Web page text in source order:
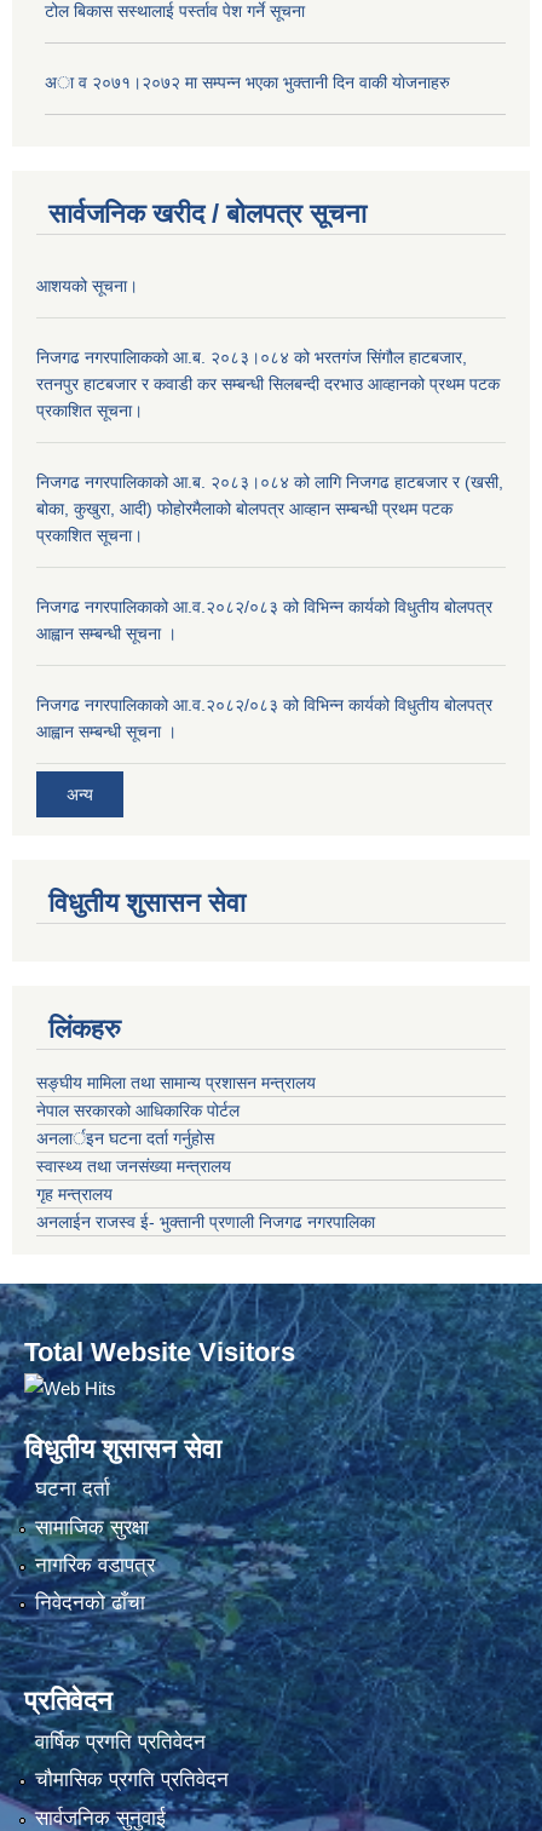
टोल बिकास स‌स्थालाई प‌र्स्ताव पेश गर्ने सूचना
अा‍ व २०७१।२०७२ मा सम्पन्न भएका भुक्तानी दिन वा‌की याेजनाहरु
सार्वजनिक खरीद / बोलपत्र सूचना
आशयको सूचना।
निजगढ नगरपालिाकको आ.ब. २०८३।०८४ को भरतगंज सिंगौल हाटबजार,
रतनपुर हाटबजार र कवाडी कर सम्बन्धी सिलबन्दी दरभाउ आव्हानको प्रथम पटक
प्रकाशित सूचना।
निजगढ नगरपालिकाको आ.ब. २०८३।०८४ को लागि निजगढ हाटबजार र (खसी,
बोका, कुखुरा, आदी) फोहोरमैलाको बोलपत्र आव्हान सम्बन्धी प्रथम पटक
प्रकाशित सूचना।
निजगढ नगरपालिकाको आ.व.२०८२/०८३ को विभिन्न कार्यको विधुतीय बोलपत्र
आह्वान सम्बन्धी सूचना ।
निजगढ नगरपालिकाको आ.व.२०८२/०८३ को विभिन्न कार्यको विधुतीय बोलपत्र
आह्वान सम्बन्धी सूचना ।
अन्य
विधुतीय शुसासन सेवा
लिंकहरु
सङ्‍घीय मामिला तथा सामान्य प्रशासन मन्त्रालय
नेपाल सरकारको आधिकारिक पोर्टल
अनलार्इन घटना दर्ता गर्नुहोस
स्वास्थ्य तथा जनसंख्या मन्त्रालय
गृह मन्त्रालय
अनलाईन राजस्व ई- भुक्तानी प्रणाली निजगढ नगरपालिका
Total Website Visitors
विधुतीय शुसासन सेवा
घटना दर्ता
सामाजिक सुरक्षा
नागरिक वडापत्र
निवेदनको ढाँचा
प्रतिवेदन
वार्षिक प्रगति प्रतिवेदन
चौमासिक प्रगति प्रतिवेदन
सार्वजनिक सुनुवाई